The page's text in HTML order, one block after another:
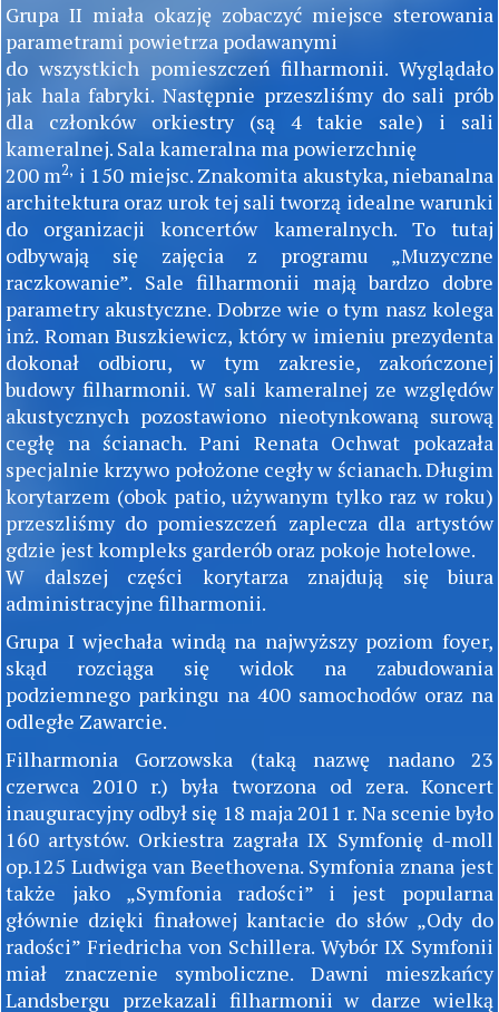
Grupa II miała okazję zobaczyć miejsce sterowania
parametrami powietrza podawanymi
do wszystkich pomieszczeń filharmonii. Wyglądało
jak hala fabryki. Następnie przeszliśmy do sali prób
dla członków orkiestry (są 4 takie sale) i sali
kameralnej. Sala kameralna ma powierzchnię
200 m2, i 150 miejsc. Znakomita akustyka, niebanalna
architektura oraz urok tej sali tworzą idealne warunki
do organizacji koncertów kameralnych. To tutaj
odbywają się zajęcia z programu „Muzyczne
raczkowanie”. Sale filharmonii mają bardzo dobre
parametry akustyczne. Dobrze wie o tym nasz kolega
inż. Roman Buszkiewicz, który w imieniu prezydenta
dokonał odbioru, w tym zakresie, zakończonej
budowy filharmonii. W sali kameralnej ze względów
akustycznych pozostawiono nieotynkowaną surową
cegłę na ścianach. Pani Renata Ochwat pokazała
specjalnie krzywo położone cegły w ścianach. Długim
korytarzem (obok patio, używanym tylko raz w roku)
przeszliśmy do pomieszczeń zaplecza dla artystów
gdzie jest kompleks garderób oraz pokoje hotelowe.
W dalszej części korytarza znajdują się biura
administracyjne filharmonii.
Grupa I wjechała windą na najwyższy poziom foyer,
skąd rozciąga się widok na zabudowania
podziemnego parkingu na 400 samochodów oraz na
odległe Zawarcie.
Filharmonia Gorzowska (taką nazwę nadano 23
czerwca 2010 r.) była tworzona od zera. Koncert
inauguracyjny odbył się 18 maja 2011 r. Na scenie było
160 artystów. Orkiestra zagrała IX Symfonię d-moll
op.125 Ludwiga van Beethovena. Symfonia znana jest
także jako „Symfonia radości” i jest popularna
głównie dzięki finałowej kantacie do słów „Ody do
radości” Friedricha von Schillera. Wybór IX Symfonii
miał znaczenie symboliczne. Dawni mieszkańcy
Landsbergu przekazali filharmonii w darze wielką